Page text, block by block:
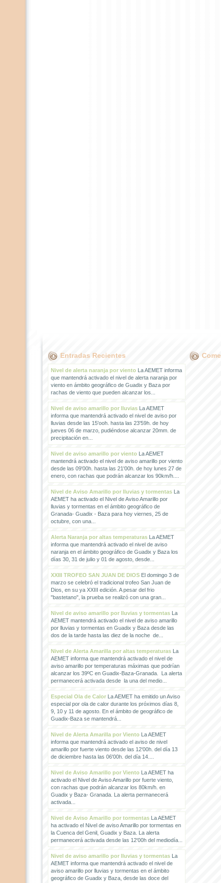
Entradas Recientes
Nivel de alerta naranja por vientoLa AEMET informa
que mantendrá activado el nivel de alerta naranja por
viento en ámbito geográfico de Guadix y Baza por
rachas de viento que pueden alcanzar los...
Nivel de aviso amarillo por lluviasLa AEMET
informa que mantendrá activado el nivel de aviso por
lluvias desde las 15'ooh. hasta las 23'59h. de hoy
jueves 06 de marzo, pudiéndose alcanzar 20mm. de
precipitación en...
Nivel de aviso amarillo por vientoLa AEMET
mantendrá activado el nivel de aviso amarillo por viento
desde las 09'00h. hasta las 21'00h. de hoy lunes 27 de
enero, con rachas que podrán alcanzar los 90km/h....
Nivel de Aviso Amarillo por lluvias y tormentasLa
AEMET ha activado el Nivel de Aviso Amarillo por
lluvias y tormentas en el ámbito geográfico de
Granada- Guadix - Baza para hoy viernes, 25 de
octubre, con una...
Alerta Naranja por altas temperaturasLa AEMET
informa que mantendrá activado el nivel de aviso
naranja en el ámbito geográfico de Guadix y Baza los
días 30, 31 de julio y 01 de agosto, desde...
XXIII TROFEO SAN JUAN DE DIOSEl domingo 3 de
marzo se celebró el tradicional trofeo San Juan de
Dios, en su ya XXIII edición. A pesar del frio
"bastetano", la prueba se realizó con una gran...
Nivel de aviso amarillo por lluvias y tormentasLa
AEMET mantendrá activado el nivel de aviso amarillo
por lluvias y tormentas en Guadix y Baza desde las
dos de la tarde hasta las diez de la noche de...
Nivel de Alerta Amarilla por altas temperaturasLa
AEMET informa que mantendrá activado el nivel de
aviso amarillo por temperaturas máximas que podrían
alcanzar los 39ºC en Guadix-Baza-Granada. La alerta
permanecerá activada desde la una del medio...
Especial Ola de CalorLa AEMET ha emitido un Aviso
especial por ola de calor durante los próximos días 8,
9, 10 y 11 de agosto. En el ámbito de geográfico de
Guadix-Baza se mantendrá...
Nivel de Alerta Amarilla por VientoLa AEMET
informa que mantendrá activado el aviso de nivel
amarillo por fuerte viento desde las 12'00h. del día 13
de diciembre hasta las 06'00h. del día 14....
Nivel de Aviso Amarillo por VientoLa AEMET ha
activado el Nivel de Aviso Amarillo por fuerte viento,
con rachas que podrán alcanzar los 80km/h. en
Guadix y Baza- Granada. La alerta permanecerá
activada...
Nivel de Aviso Amarillo por tormentasLa AEMET
ha activado el Nivel de aviso Amarillo por tormentas en
la Cuenca del Genil, Guadix y Baza. La alerta
permanecerá activada desde las 12'00h del mediodía...
Nivel de aviso amarillo por lluvias y tormentasLa
AEMET informa que mantendrá activado el nivel de
aviso amarillo por lluvias y tormentas en el ámbito
geográfico de Guadix y Baza, desde las doce del